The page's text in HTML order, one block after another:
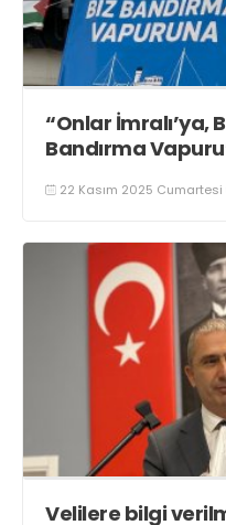
“Onlar İmralı’ya,
Bandırma
22 Kasım 2025 Cumartesi
Velilere bilgi